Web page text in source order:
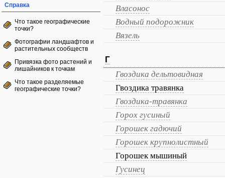
Справка
Что такое географические
точки?
Фотографии ландшафтов и
растительных сообществ
Привязка фото растений и
лишайников к точкам
Что такое разделяемые
географические точки?
Власонос
Водный подорожник
Вязель
Г
Гвоздика дельтовидная
Гвоздика травянка
Гвоздика-травянка
Горох гусиный
Горошек гадючий
Горошек крупнолистный
Горошек мышиный
Гусинец